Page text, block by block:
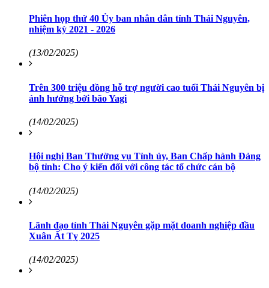
Phiên họp thứ 40 Ủy ban nhân dân tỉnh Thái Nguyên,
nhiệm kỳ 2021 - 2026
(13/02/2025)
Trên 300 triệu đồng hỗ trợ người cao tuổi Thái Nguyên bị
ảnh hưởng bởi bão Yagi
(14/02/2025)
Hội nghị Ban Thường vụ Tỉnh ủy, Ban Chấp hành Đảng
bộ tỉnh: Cho ý kiến đối với công tác tổ chức cán bộ
(14/02/2025)
Lãnh đạo tỉnh Thái Nguyên gặp mặt doanh nghiệp đầu
Xuân Ất Tỵ 2025
(14/02/2025)